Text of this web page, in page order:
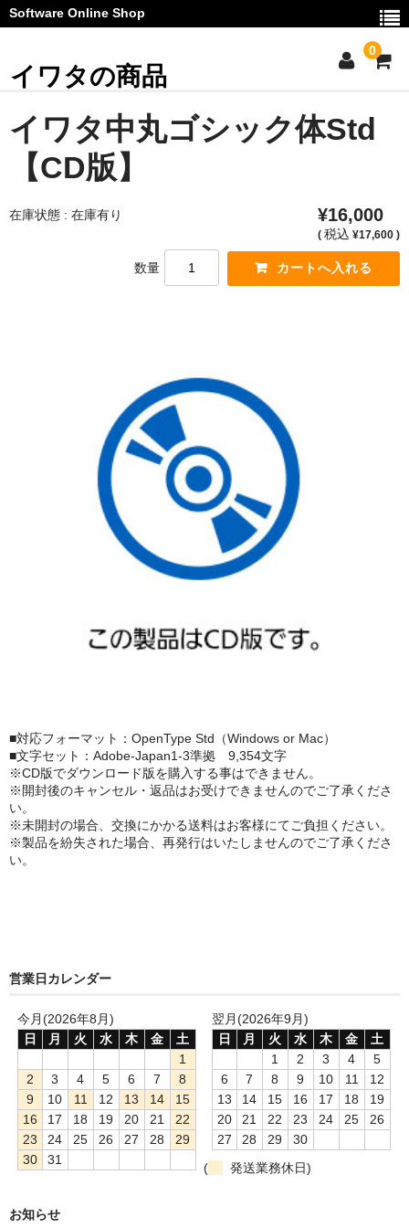
Software Online Shop
イワタの商品
0
ご利用ガイド
お問い合わせ
イワタ中丸ゴシック体Std
【CD版】
在庫状態 : 在庫有り ¥16,000
( 税込 ¥17,600 )
数量
■対応フォーマット：OpenType Std（Windows or Mac）
■文字セット：Adobe-Japan1-3準拠 9,354文字
※CD版でダウンロード版を購入する事はできません。
※開封後のキャンセル・返品はお受けできませんのでご了承くださ
い。
※未開封の場合、交換にかかる送料はお客様にてご負担ください。
※製品を紛失された場合、再発行はいたしませんのでご了承くださ
い。
営業日カレンダー
今月(2026年8月)
日
月 火 水 木 金
土
1
2
3 4 5 6 7
8
9
10 11 12 13 14
15
16
17 18 19 20 21
22
23
24 25 26 27 28
29
30
31
翌月(2026年9月)
日
月 火 水 木 金
土
1
2 3 4
5
6
7 8 9 10 11
12
13
14 15 16 17 18
19
20
21 22 23 24 25
26
27
28 29
30
(
発送業務休日)
お知らせ